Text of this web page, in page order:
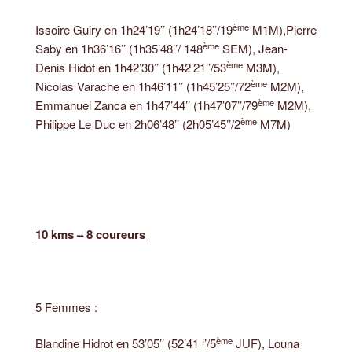
Issoire Guiry en 1h24’19’’ (1h24’18’’/19ème M1M),Pierre
Saby en 1h36’16’’ (1h35’48’’/ 148ème SEM), Jean-
Denis Hidot en 1h42’30’’ (1h42’21’’/53ème M3M),
Nicolas Varache en 1h46’11’’ (1h45’25’’/72ème M2M),
Emmanuel Zanca en 1h47’44’’ (1h47’07’’/79ème M2M),
Philippe Le Duc en 2h06’48’’ (2h05’45’’/2ème M7M)
10 kms – 8 coureurs
5 Femmes :
Blandine Hidrot en 53’05’’ (52’41 ‘’/5ème JUF), Louna